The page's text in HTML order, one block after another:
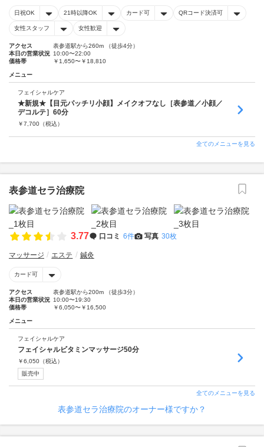
日祝OK 21時以降OK カード可 QRコード決済可
女性スタッフ 女性歓迎
アクセス
表参道駅から260m （徒歩4分）
本日の営業状況 10:00〜22:00
価格帯
￥1,650〜￥18,810
メニュー
フェイシャルケア
★新規★【目元パッチリ小顔】メイクオフなし［表参道／小顔／
デコルテ］60分
￥7,700 （税込）
全てのメニューを見る
表参道セラ治療院
3.77 口コミ 6件 写真 30枚
マッサージ エステ 鍼灸
カード可
アクセス
表参道駅から200m （徒歩3分）
本日の営業状況 10:00〜19:30
価格帯
￥6,050〜￥16,500
メニュー
フェイシャルケア
フェイシャルビタミンマッサージ50分
￥6,050 （税込）
販売中
全てのメニューを見る
表参道セラ治療院のオーナー様ですか？